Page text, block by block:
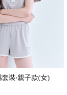
裝‧親子款(女)